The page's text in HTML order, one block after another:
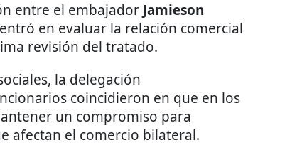
entre el embajador Jamieson
en evaluar la relación comercial
revisión del tratado.
la delegación
coincidieron en que en los
un compromiso para
afectan el comercio bilateral.